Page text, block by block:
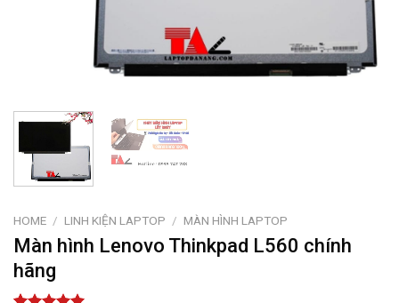
HOME / LINH KIỆN LAPTOP / MÀN HÌNH LAPTOP
Màn hình Lenovo Thinkpad L560 chính
hãng